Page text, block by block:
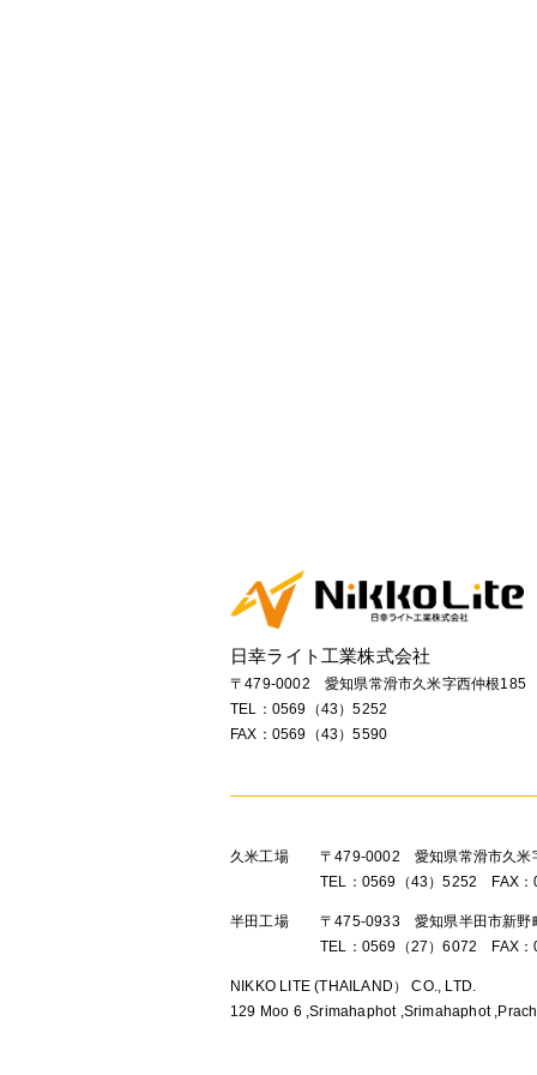
日幸ライト工業株式会社
〒479-0002 愛知県常滑市久米字西仲根185
TEL： 0569（43）5252
FAX：0569（43）5590
久米工場
〒479-0002 愛知県常滑市久米
TEL：0569（43）5252 FAX：
半田工場
〒475-0933 愛知県半田市新野
TEL：0569（27）6072 FAX：
NIKKO LITE (THAILAND） CO., LTD.
129 Moo 6 ,Srimahaphot ,Srimahaphot